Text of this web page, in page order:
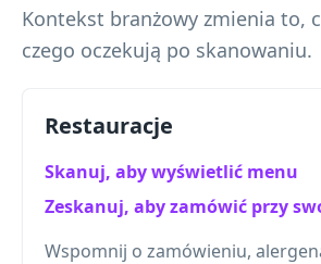
Kontekst branżowy zmienia to,
czego oczekują po skanowaniu.
Restauracje
Skanuj, aby wyświetlić menu
Zeskanuj, aby zamówić przy
Wspomnij o zamówieniu,